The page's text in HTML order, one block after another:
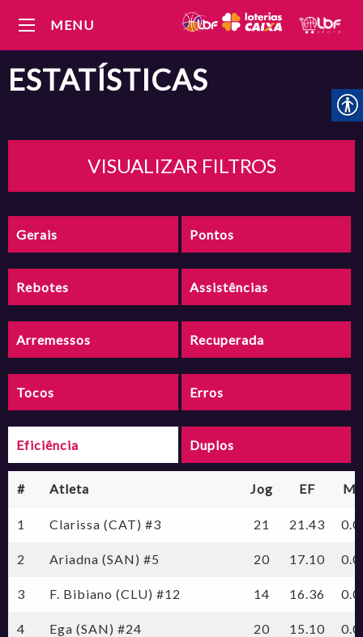
MENU
ESTATÍSTICAS
VISUALIZAR FILTROS
Gerais Pontos
Rebotes Assistências
Arremessos Recuperada
Tocos Erros
Eficiência Duplos
# Atleta Jog EF
1 Clarissa (CAT) #3 21 21.43
2 Ariadna (SAN) #5 20 17.10
3 F. Bibiano (CLU) #12 14 16.36
4 Ega (SAN) #24 20 15.10